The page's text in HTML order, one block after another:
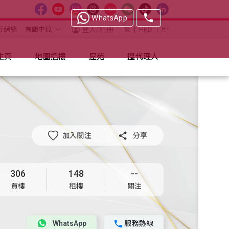
網絡 有關中原 登入/註冊 繁 HKD ft²
頁 地圖搵樓 屋苑 搵代理人
加入關注  分享
306
買樓
148
租樓
--
關注
服務熱線
WhatsApp
WhatsApp